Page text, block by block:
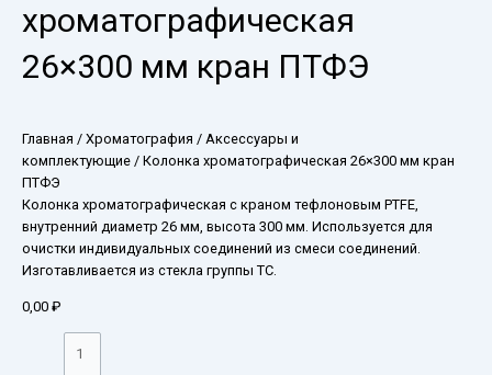
хроматографическая
26×300 мм кран ПТФЭ
Главная / Хроматография / Аксессуары и
комплектующие / Колонка хроматографическая 26×300 мм кран
ПТФЭ
Колонка хроматографическая с краном тефлоновым PTFE,
внутренний диаметр 26 мм, высота 300 мм. Используется для
очистки индивидуальных соединений из смеси соединений.
Изготавливается из стекла группы ТС.
0,00 ₽